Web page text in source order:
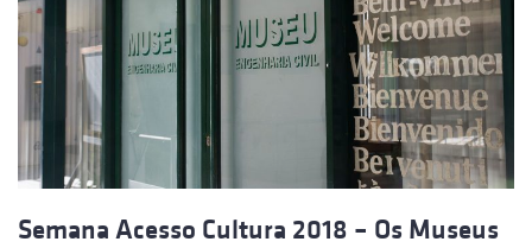
Semana Acesso Cultura 2018 – Os Museus